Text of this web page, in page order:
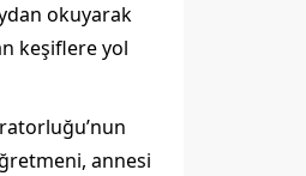
okuyarak
keşiflere yol
annesi